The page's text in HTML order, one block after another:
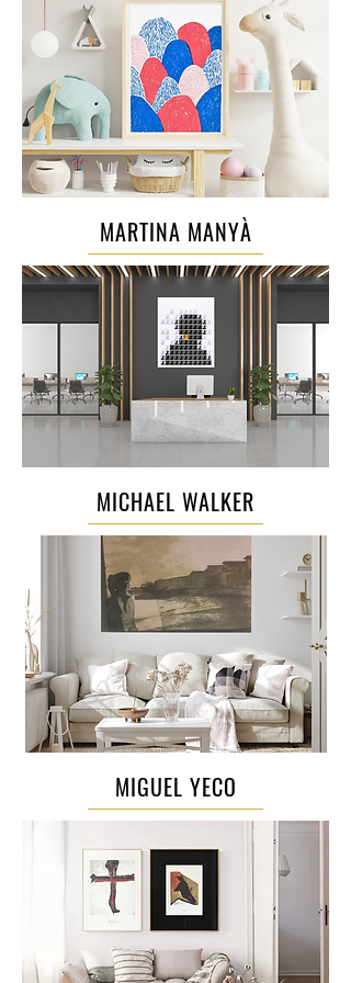
MARTINA MANYÀ
MICHAEL WALKER
MIGUEL YECO